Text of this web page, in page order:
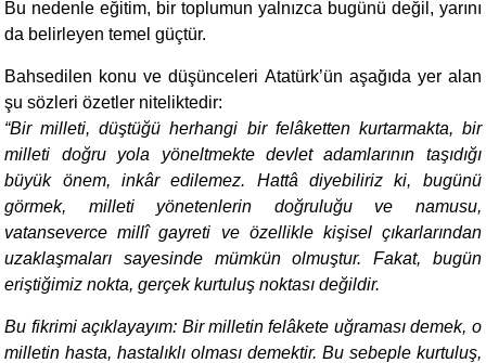
Bu nedenle eğitim, bir toplumun yalnızca bugünü değil, yarını
da belirleyen temel güçtür.
Bahsedilen konu ve düşünceleri Atatürk’ün aşağıda yer alan
şu sözleri özetler niteliktedir:
“Bir milleti, düştüğü herhangi bir felâketten kurtarmakta, bir
milleti doğru yola yöneltmekte devlet adamlarının taşıdığı
büyük önem, inkâr edilemez. Hattâ diyebiliriz ki, bugünü
görmek, milleti yönetenlerin doğruluğu ve namusu,
vatanseverce millî gayreti ve özellikle kişisel çıkarlarından
uzaklaşmaları sayesinde mümkün olmuştur. Fakat, bugün
eriştiğimiz nokta, gerçek kurtuluş noktası değildir.
Bu fikrimi açıklayayım: Bir milletin felâkete uğraması demek, o
milletin hasta, hastalıklı olması demektir. Bu sebeple kurtuluş,